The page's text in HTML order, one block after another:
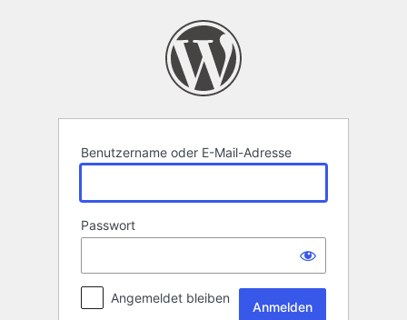
Benutzername oder E-Mail-Adresse
Passwort
Angemeldet bleiben